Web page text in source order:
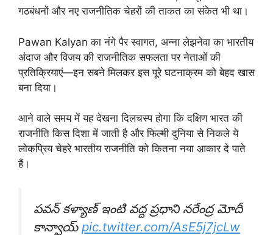
गठबंधनों और नए राजनीतिक चेहरों की ताकत का संकेत भी था।
Pawan Kalyan का नंगे पैर स्वागत, अन्ना लेझनेवा का भारतीय
अंदाज और विजय की राजनीतिक सफलता पर नेताओं की
प्रतिक्रियाएं—इन सबने मिलकर इस पूरे घटनाक्रम को बेहद खास
बना दिया।
आने वाले समय में यह देखना दिलचस्प होगा कि दक्षिण भारत की
राजनीति किस दिशा में जाती है और फिल्मी दुनिया से निकले ये
लोकप्रिय चेहरे भारतीय राजनीति को कितना नया आकार दे पाते
हैं।
పవన్ కళ్యాణ్ ఇంటి వద్ద ప్రధాని నరేంద్ర మోదీ
కాన్వాయ్ pic.twitter.com/AsE5j7jcLw